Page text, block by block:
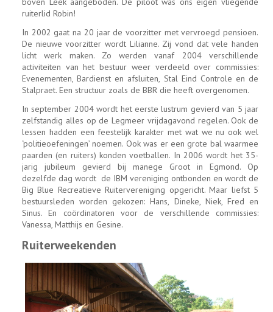
ruiterlid Robin!
In 2002 gaat na 20 jaar de voorzitter met vervroegd pensioen.
De nieuwe voorzitter wordt Lilianne. Zij vond dat vele handen
licht werk maken. Zo werden vanaf 2004 verschillende
activiteiten van het bestuur weer verdeeld over commissies:
Evenementen, Bardienst en afsluiten, Stal Eind Controle en de
Stalpraet. Een structuur zoals de BBR die heeft overgenomen.
In september 2004 wordt het eerste lustrum gevierd van 5 jaar
zelfstandig alles op de Legmeer vrijdagavond regelen. Ook de
lessen hadden een feestelijk karakter met wat we nu ook wel
‘politieoefeningen’ noemen. Ook was er een grote bal waarmee
paarden (en ruiters) konden voetballen. In 2006 wordt het 35-
jarig jubileum gevierd bij manege Groot in Egmond. Op
dezelfde dag wordt de IBM vereniging ontbonden en wordt de
Big Blue Recreatieve Ruitervereniging opgericht. Maar liefst 5
bestuursleden worden gekozen: Hans, Dineke, Niek, Fred en
Sinus. En coördinatoren voor de verschillende commissies:
Vanessa, Matthijs en Gesine.
Ruiterweekenden